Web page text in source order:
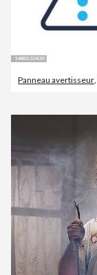
Panneau avertisseur